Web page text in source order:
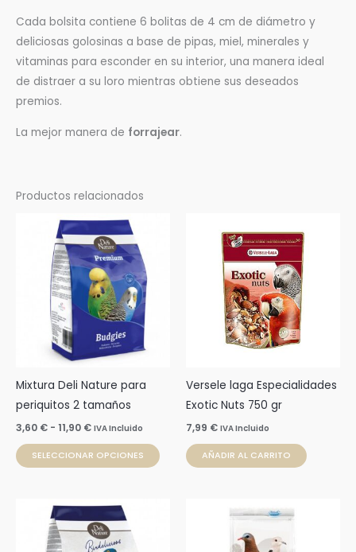
Cada bolsita contiene 6 bolitas de 4 cm de diámetro y
deliciosas golosinas a base de pipas, miel, minerales y
vitaminas para esconder en su interior, una manera ideal
de distraer a su loro mientras obtiene sus deseados
premios.
La mejor manera de forrajear.
Productos relacionados
Mixtura Deli Nature para
periquitos 2 tamaños
3,60 € - 11,90 €
Rango
precios:
desde
3,60 €
hasta
11,90 €
IVA Incluido
SELECCIONAR OPCIONES
pueden
elegir
página
Versele laga Especialidades
Exotic Nuts 750 gr
7,99 € IVA Incluido
AÑADIR AL CARRITO
Rango
precios:
desde